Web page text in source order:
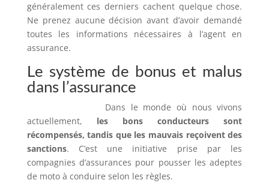
généralement ces derniers cachent quelque chose.
Ne prenez aucune décision avant d’avoir demandé
toutes les informations nécessaires à l’agent en
assurance.
Le système de bonus et malus
dans l’assurance
Dans le monde où nous vivons
actuellement, les bons conducteurs sont
récompensés, tandis que les mauvais reçoivent des
sanctions. C’est une initiative prise par les
compagnies d’assurances pour pousser les adeptes
de moto à conduire selon les règles.